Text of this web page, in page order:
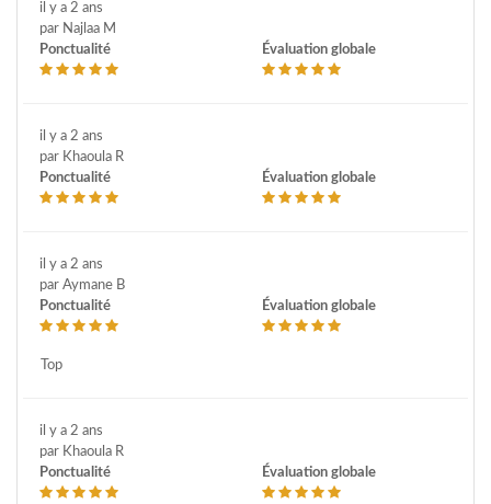
il y a 2 ans
par Najlaa M
Ponctualité
Évaluation globale
il y a 2 ans
par Khaoula R
Ponctualité
Évaluation globale
il y a 2 ans
par Aymane B
Ponctualité
Évaluation globale
Top
il y a 2 ans
par Khaoula R
Ponctualité
Évaluation globale